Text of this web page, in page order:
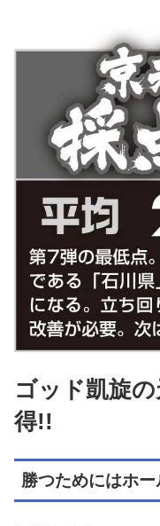
ゴッド凱旋
得!!
勝つためにはホー